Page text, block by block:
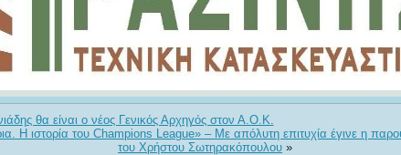
θα είναι ο νέος Γενικός Αρχηγός στον Α.Ο.Κ.
Η ιστορία του Champions League» – Με απόλυτη επιτυχία έγινε η
του Χρήστου Σωτηρακόπουλου »